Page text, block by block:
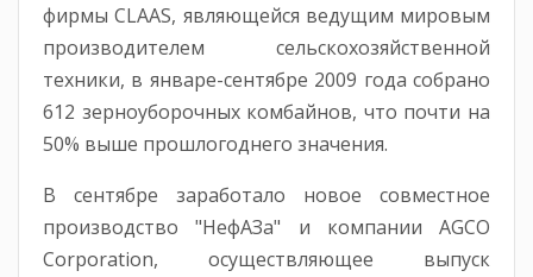
фирмы CLAAS, являющейся ведущим мировым
производителем сельскохозяйственной
техники, в январе-сентябре 2009 года собрано
612 зерноуборочных комбайнов, что почти на
50% выше прошлогоднего значения.
В сентябре заработало новое совместное
производство "НефАЗа" и компании AGCО
Сorрoration, осуществляющее выпуск